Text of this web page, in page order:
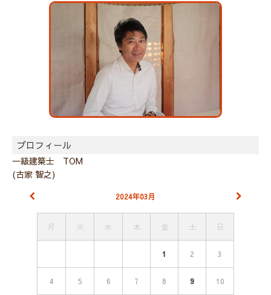
プロフィール
一級建築士 TOM
(古家 智之)
2024年03月
月 火 水 木 金 土 日
1 2 3
4 5 6 7 8 9 10